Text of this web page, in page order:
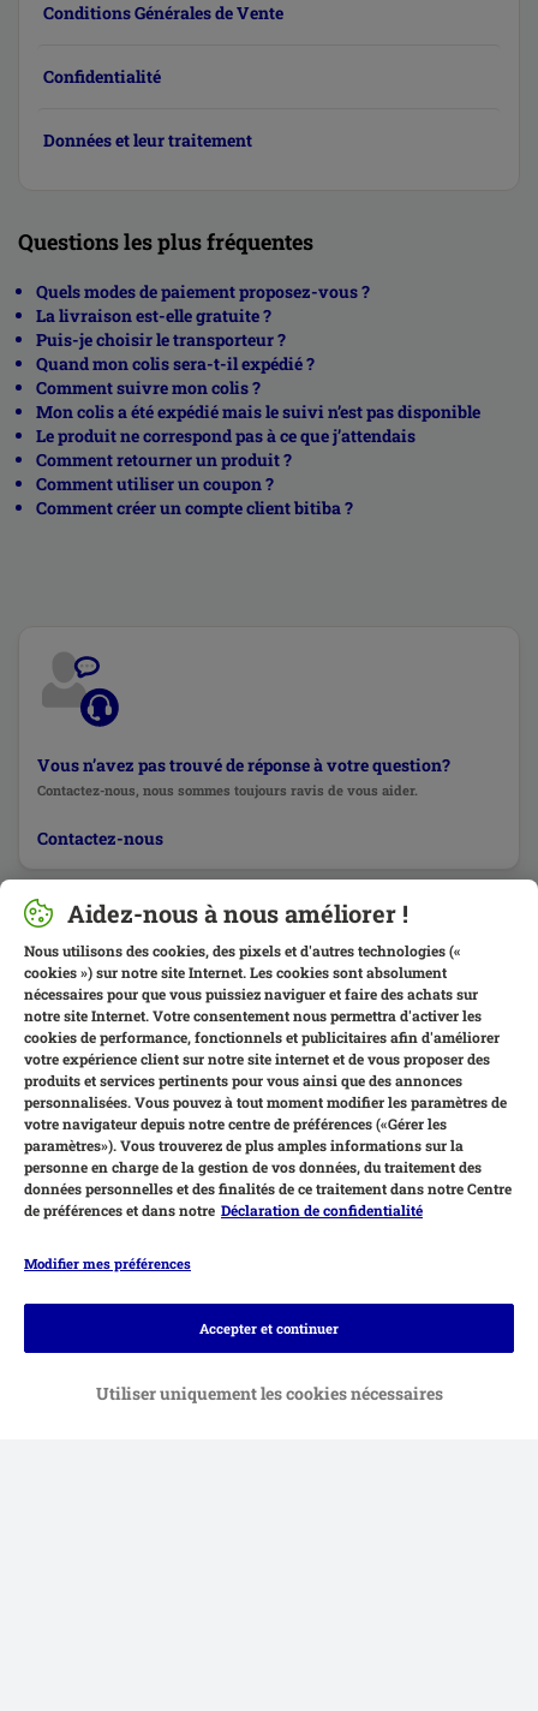
Conditions Générales de Vente
Confidentialité
Données et leur traitement
Questions les plus fréquentes
Quels modes de paiement proposez-vous ?
La livraison est-elle gratuite ?
Puis-je choisir le transporteur ?
Quand mon colis sera-t-il expédié ?
Comment suivre mon colis ?
Mon colis a été expédié mais le suivi n’est pas disponible
Le produit ne correspond pas à ce que j’attendais
Comment retourner un produit ?
Comment utiliser un coupon ?
Comment créer un compte client bitiba ?
Vous n’avez pas trouvé de réponse à votre question?
Contactez-nous, nous sommes toujours ravis de vous aider.
Contactez-nous
Aidez-nous à nous améliorer !
Nous utilisons des cookies, des pixels et d'autres technologies («
cookies ») sur notre site Internet. Les cookies sont absolument
nécessaires pour que vous puissiez naviguer et faire des achats sur
notre site Internet. Votre consentement nous permettra d'activer les
cookies de performance, fonctionnels et publicitaires afin d'améliorer
votre expérience client sur notre site internet et de vous proposer des
produits et services pertinents pour vous ainsi que des annonces
personnalisées. Vous pouvez à tout moment modifier les paramètres de
votre navigateur depuis notre centre de préférences («Gérer les
paramètres»). Vous trouverez de plus amples informations sur la
personne en charge de la gestion de vos données, du traitement des
données personnelles et des finalités de ce traitement dans notre Centre
de préférences et dans notre Déclaration de confidentialité
Modifier mes préférences
Utiliser uniquement les cookies nécessaires
Accepter et continuer